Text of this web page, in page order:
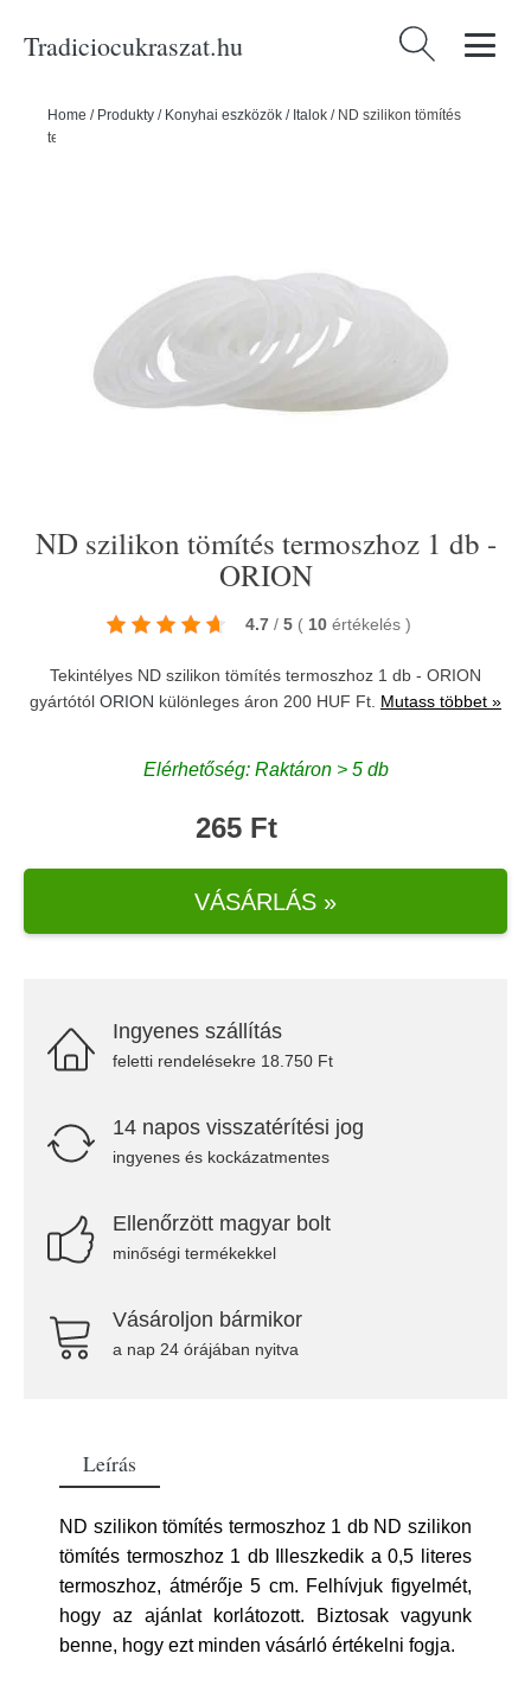
Tradiciocukraszat.hu Keresés:
Home / Produkty / Konyhai eszközök / Italok / ND szilikon tömítés
termoszhoz 1 db - ORION
ND szilikon tömítés termoszhoz 1 db -
ORION
4.7 / 5 ( 10 értékelés )
Tekintélyes ND szilikon tömítés termoszhoz 1 db - ORION
gyártótól ORION különleges áron 200 HUF Ft. Mutass többet »
Elérhetőség: Raktáron > 5 db
265 Ft
VÁSÁRLÁS »
Ingyenes szállítás
feletti rendelésekre 18.750 Ft
14 napos visszatérítési jog
ingyenes és kockázatmentes
Ellenőrzött magyar bolt
minőségi termékekkel
Vásároljon bármikor
a nap 24 órájában nyitva
Leírás
ND szilikon tömítés termoszhoz 1 db ND szilikon
tömítés termoszhoz 1 db Illeszkedik a 0,5 literes
termoszhoz, átmérője 5 cm. Felhívjuk figyelmét,
hogy az ajánlat korlátozott. Biztosak vagyunk
benne, hogy ezt minden vásárló értékelni fogja.